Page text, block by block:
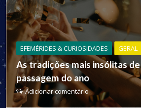
EFEMÉRIDES & CURIOSIDADES GERAL
As tradições mais insólitas de
passagem do ano
Adicionar comentário